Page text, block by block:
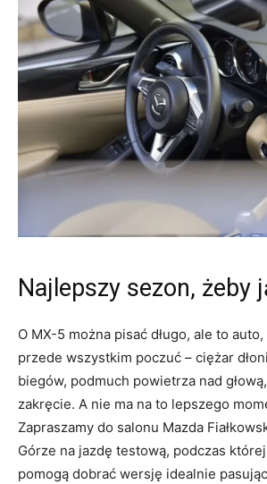
Najlepszy sezon, żeby
O MX-5 można pisać długo, ale to
przede wszystkim poczuć – ciężar
biegów, podmuch powietrza nad
zakręcie. A nie ma na to lepszego
Zapraszamy do salonu Mazda
Górze na jazdę testową, podczas
pomogą dobrać wersję idealnie